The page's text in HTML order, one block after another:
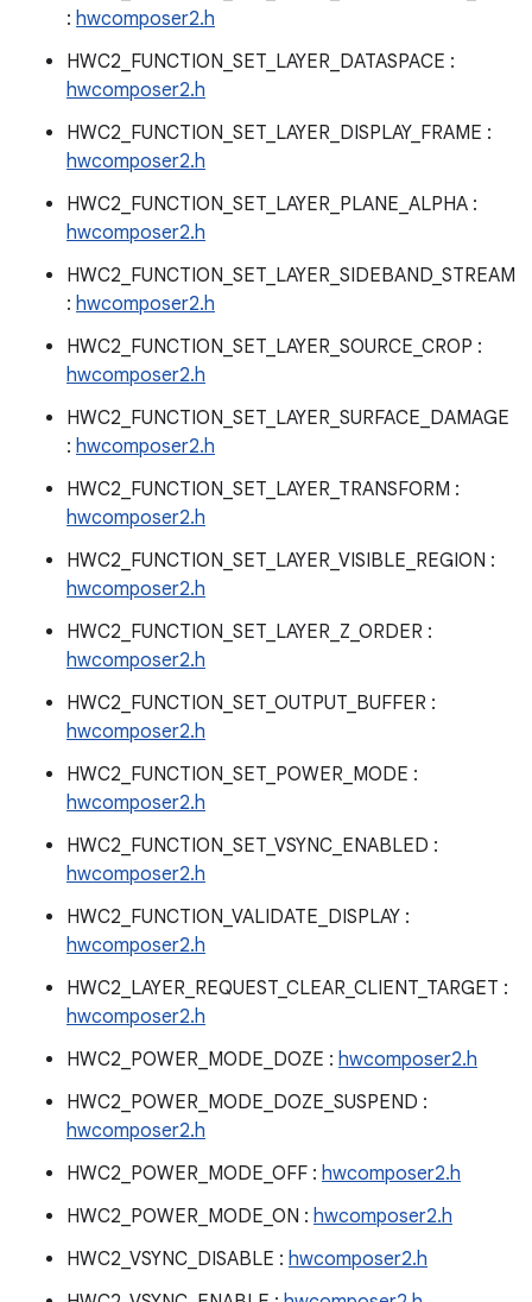
: hwcomposer2.h
HWC2_FUNCTION_SET_LAYER_DATASPACE :
hwcomposer2.h
HWC2_FUNCTION_SET_LAYER_DISPLAY_FRAME :
hwcomposer2.h
HWC2_FUNCTION_SET_LAYER_PLANE_ALPHA :
hwcomposer2.h
HWC2_FUNCTION_SET_LAYER_SIDEBAND_STREAM
: hwcomposer2.h
HWC2_FUNCTION_SET_LAYER_SOURCE_CROP :
hwcomposer2.h
HWC2_FUNCTION_SET_LAYER_SURFACE_DAMAGE
: hwcomposer2.h
HWC2_FUNCTION_SET_LAYER_TRANSFORM :
hwcomposer2.h
HWC2_FUNCTION_SET_LAYER_VISIBLE_REGION :
hwcomposer2.h
HWC2_FUNCTION_SET_LAYER_Z_ORDER :
hwcomposer2.h
HWC2_FUNCTION_SET_OUTPUT_BUFFER :
hwcomposer2.h
HWC2_FUNCTION_SET_POWER_MODE :
hwcomposer2.h
HWC2_FUNCTION_SET_VSYNC_ENABLED :
hwcomposer2.h
HWC2_FUNCTION_VALIDATE_DISPLAY :
hwcomposer2.h
HWC2_LAYER_REQUEST_CLEAR_CLIENT_TARGET :
hwcomposer2.h
HWC2_POWER_MODE_DOZE : hwcomposer2.h
HWC2_POWER_MODE_DOZE_SUSPEND :
hwcomposer2.h
HWC2_POWER_MODE_OFF : hwcomposer2.h
HWC2_POWER_MODE_ON : hwcomposer2.h
HWC2_VSYNC_DISABLE : hwcomposer2.h